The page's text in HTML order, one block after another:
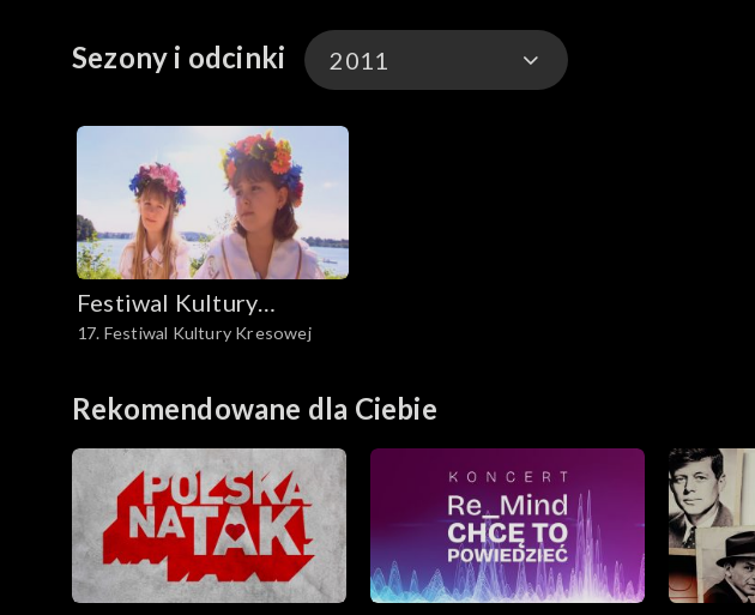
Sezony i odcinki 2011
1995
1997
2001
2002
Festiwal Kultury
Kresowej
17. Festiwal Kultury Kresowej
Rekomendowane dla Ciebie